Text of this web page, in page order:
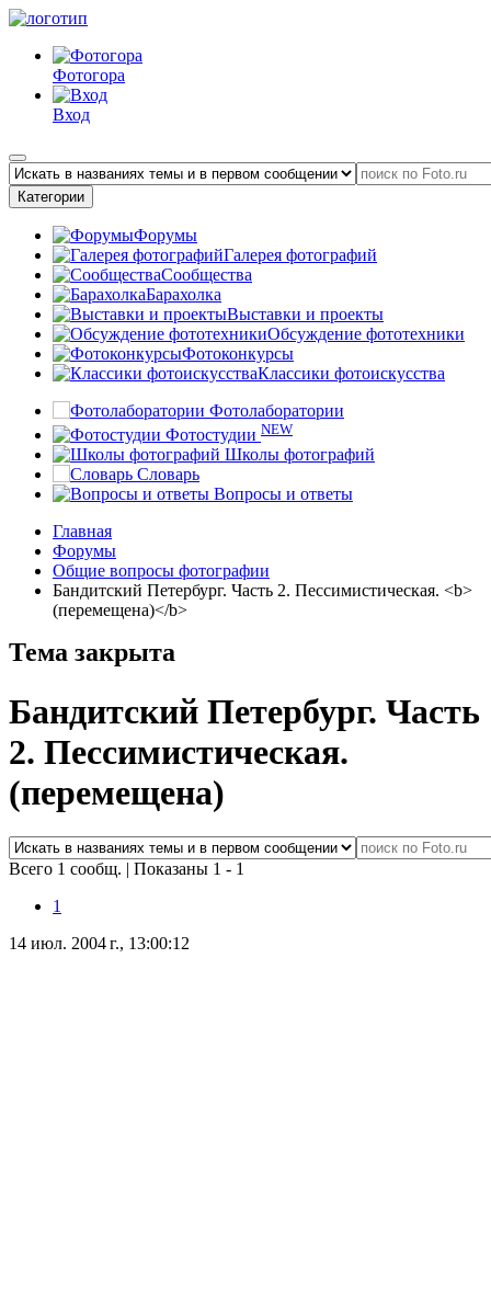
Фотогора
Вход
Категории
Форумы
Галерея фотографий
Сообщества
Барахолка
Выставки и проекты
Обсуждение фототехники
Фотоконкурсы
Классики фотоискусства
Фотолаборатории
Фотостудии NEW
Школы фотографий
Словарь
Вопросы и ответы
Главная
Форумы
Общие вопросы фотографии
Бандитский Петербург. Часть 2. Пессимистическая. <b>
(перемещена)</b>
Тема закрыта
Бандитский Петербург. Часть
2. Пессимистическая.
(перемещена)
Всего 1 сообщ. | Показаны 1 - 1
1
14 июл. 2004 г., 13:00:12